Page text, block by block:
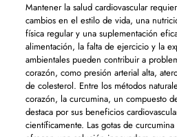
Mantener la salud cardiovascular
cambios en el estilo de vida, una
física regular y una suplementación
alimentación, la falta de ejercicio y la
ambientales pueden contribuir a
corazón, como presión arterial alta,
de colesterol. Entre los métodos
corazón, la curcumina, un compuesto
destaca por sus beneficios
científicamente. Las gotas de